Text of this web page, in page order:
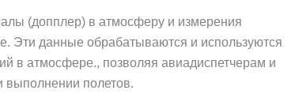
(допплер) в атмосферу и измерения
Эти данные обрабатываются и используются
в атмосфере., позволяя авиадиспетчерам и
полетов.